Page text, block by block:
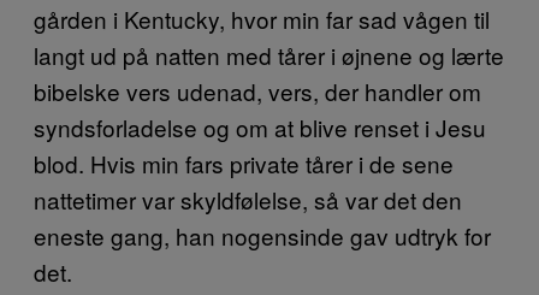
gården i Kentucky, hvor min far sad vågen til
langt ud på natten med tårer i øjnene og lærte
bibelske vers udenad, vers, der handler om
syndsforladelse og om at blive renset i Jesu
blod. Hvis min fars private tårer i de sene
nattetimer var skyldfølelse, så var det den
eneste gang, han nogensinde gav udtryk for
det.